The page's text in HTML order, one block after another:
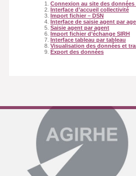
Connexion au site des données
Interface d’accueil collectivité
Import fichier – DSN
Interface de saisie agent par
Saisie agent par agent
Import fichier d’échange SIRH
Interface tableau par tableau
Visualisation des données et
Export des données